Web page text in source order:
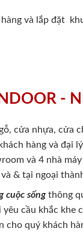
và lắp đặt
-
cửa nhựa, cửa
hàng và đại
và 4 nhà
& tại ngoại
cuộc sốngthông
cầu khắc khe
cho quý khách